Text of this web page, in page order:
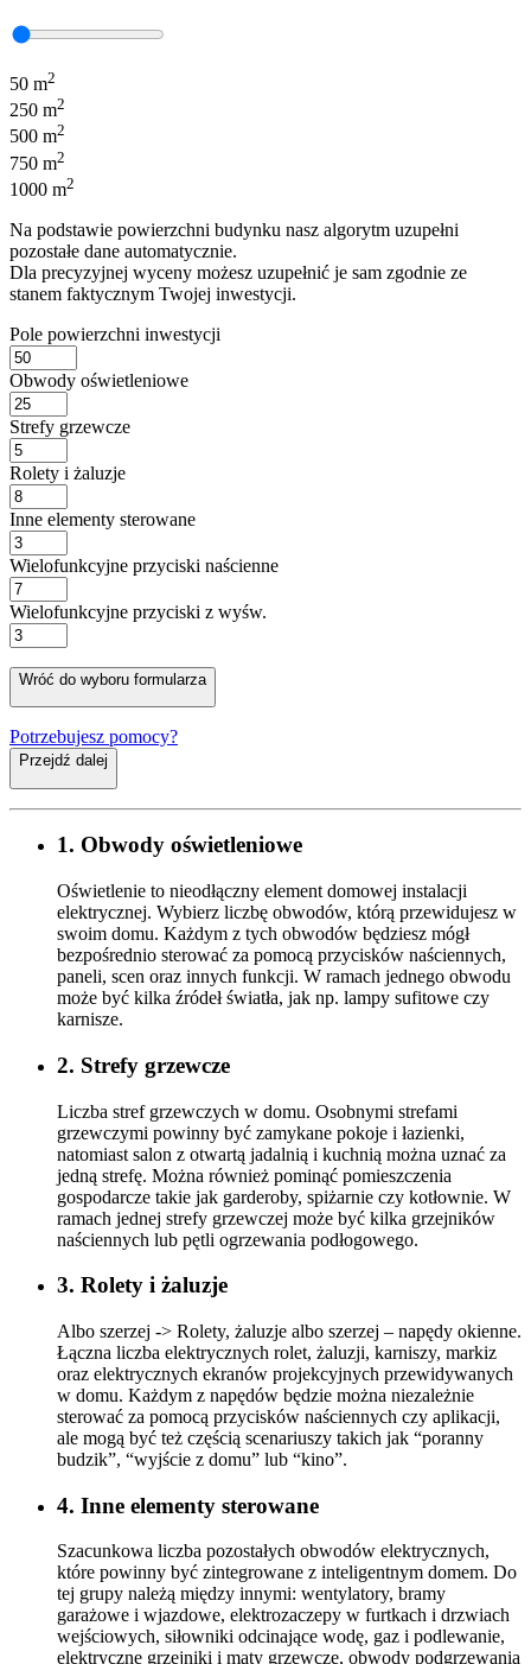
50 m2
250 m2
500 m2
750 m2
1000 m2
Na podstawie powierzchni budynku nasz algorytm uzupełni
pozostałe dane automatycznie.
Dla precyzyjnej wyceny możesz uzupełnić je sam zgodnie ze
stanem faktycznym Twojej inwestycji.
Pole powierzchni inwestycji
Obwody oświetleniowe
Strefy grzewcze
Rolety i żaluzje
Inne elementy sterowane
Wielofunkcyjne przyciski naścienne
Wielofunkcyjne przyciski z wyśw.
Wróć do wyboru formularza
Potrzebujesz pomocy?
Przejdź dalej
1. Obwody oświetleniowe
Oświetlenie to nieodłączny element domowej instalacji
elektrycznej. Wybierz liczbę obwodów, którą przewidujesz w
swoim domu. Każdym z tych obwodów będziesz mógł
bezpośrednio sterować za pomocą przycisków naściennych,
paneli, scen oraz innych funkcji. W ramach jednego obwodu
może być kilka źródeł światła, jak np. lampy sufitowe czy
karnisze.
2. Strefy grzewcze
Liczba stref grzewczych w domu. Osobnymi strefami
grzewczymi powinny być zamykane pokoje i łazienki,
natomiast salon z otwartą jadalnią i kuchnią można uznać za
jedną strefę. Można również pominąć pomieszczenia
gospodarcze takie jak garderoby, spiżarnie czy kotłownie. W
ramach jednej strefy grzewczej może być kilka grzejników
naściennych lub pętli ogrzewania podłogowego.
3. Rolety i żaluzje
Albo szerzej -> Rolety, żaluzje albo szerzej – napędy okienne.
Łączna liczba elektrycznych rolet, żaluzji, karniszy, markiz
oraz elektrycznych ekranów projekcyjnych przewidywanych
w domu. Każdym z napędów będzie można niezależnie
sterować za pomocą przycisków naściennych czy aplikacji,
ale mogą być też częścią scenariuszy takich jak “poranny
budzik”, “wyjście z domu” lub “kino”.
4. Inne elementy sterowane
Szacunkowa liczba pozostałych obwodów elektrycznych,
które powinny być zintegrowane z inteligentnym domem. Do
tej grupy należą między innymi: wentylatory, bramy
garażowe i wjazdowe, elektrozaczepy w furtkach i drzwiach
wejściowych, siłowniki odcinające wodę, gaz i podlewanie,
elektryczne grzejniki i maty grzewcze, obwody podgrzewania